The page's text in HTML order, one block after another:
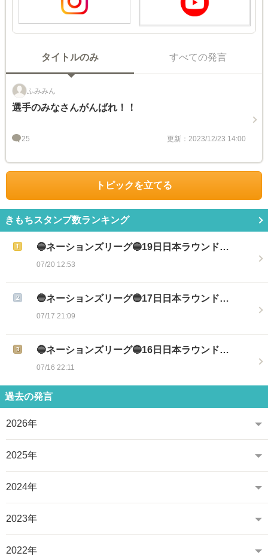
タイトルのみ すべての発言
ふみみん
選手のみなさんがんばれ！！
25 更新：2023/12/23 14:00
トピックを立てる
きもちスタンプ数ランキング
🔵ネーションズリーグ🔵19日日本ラウンド…
07/20 12:53
🔵ネーションズリーグ🔵17日日本ラウンド…
07/17 21:09
🔵ネーションズリーグ🔵16日日本ラウンド…
07/16 22:11
過去の発言
2026年
2025年
2024年
2023年
2022年